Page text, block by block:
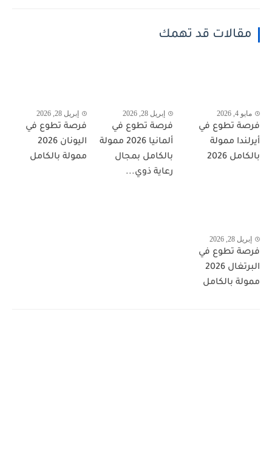
مقالات قد تهمك
مايو 4, 2026
فرصة تطوع في
أيرلندا ممولة
بالكامل 2026
إبريل 28, 2026
فرصة تطوع في
ألمانيا 2026 ممولة
بالكامل بمجال
رعاية ذوي...
إبريل 28, 2026
فرصة تطوع في
اليونان 2026
ممولة بالكامل
إبريل 28, 2026
فرصة تطوع في
البرتغال 2026
ممولة بالكامل